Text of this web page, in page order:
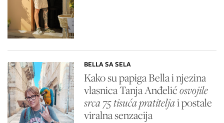
BELLA SA SELA
Kako su papiga Bella i njezina
vlasnica Tanja Anđelićosvojile
srca 75 tisuća pratiteljai postale
viralna senzacija